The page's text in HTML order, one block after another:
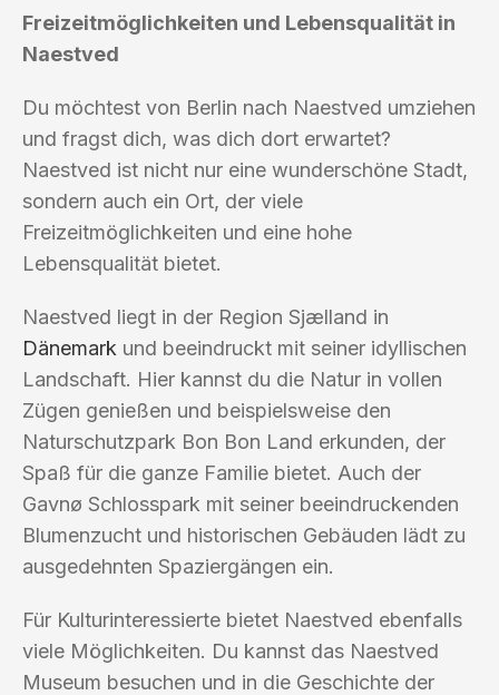
Freizeitmöglichkeiten und Lebensqualität in
Naestved
Du möchtest von Berlin nach Naestved umziehen
und fragst dich, was dich dort erwartet?
Naestved ist nicht nur eine wunderschöne Stadt,
sondern auch ein Ort, der viele
Freizeitmöglichkeiten und eine hohe
Lebensqualität bietet.
Naestved liegt in der Region Sjælland in
Dänemark und beeindruckt mit seiner idyllischen
Landschaft. Hier kannst du die Natur in vollen
Zügen genießen und beispielsweise den
Naturschutzpark Bon Bon Land erkunden, der
Spaß für die ganze Familie bietet. Auch der
Gavnø Schlosspark mit seiner beeindruckenden
Blumenzucht und historischen Gebäuden lädt zu
ausgedehnten Spaziergängen ein.
Für Kulturinteressierte bietet Naestved ebenfalls
viele Möglichkeiten. Du kannst das Naestved
Museum besuchen und in die Geschichte der